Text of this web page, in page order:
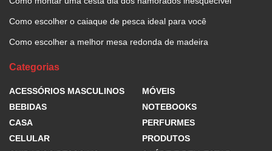
Como escolher o caiaque de pesca ideal para você
Como escolher a melhor mesa redonda de madeira
Categorias
ACESSÓRIOS MASCULINOS
BEBIDAS
CASA
CELULAR
MÓVEIS
NOTEBOOKS
PERFURMES
PRODUTOS